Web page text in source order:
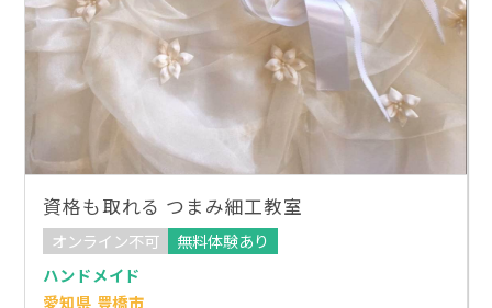
資格も取れる つまみ細工教室
オンライン不可
無料体験あり
ハンドメイド
愛知県 豊橋市